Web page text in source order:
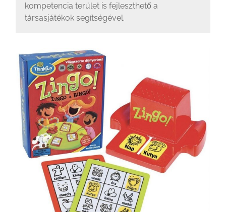
kompetencia terület is fejleszthető a
társasjátékok segítségével.